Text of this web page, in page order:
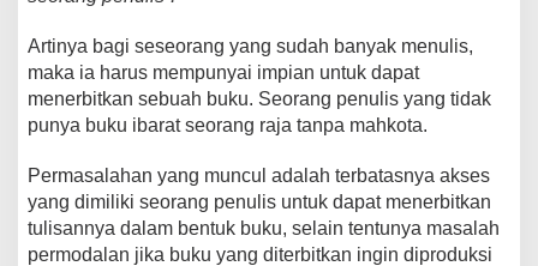
Artinya bagi seseorang yang sudah banyak menulis,
maka ia harus mempunyai impian untuk dapat
menerbitkan sebuah buku. Seorang penulis yang tidak
punya buku ibarat seorang raja tanpa mahkota.
Permasalahan yang muncul adalah terbatasnya akses
yang dimiliki seorang penulis untuk dapat menerbitkan
tulisannya dalam bentuk buku, selain tentunya masalah
permodalan jika buku yang diterbitkan ingin diproduksi